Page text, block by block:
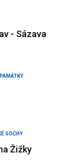
- Sázava
SOCHY
Žižky